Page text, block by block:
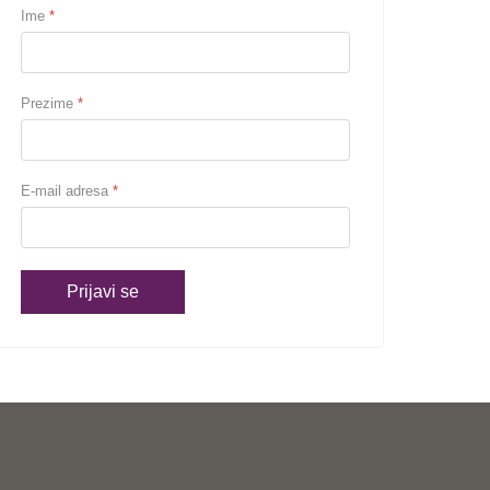
Ime *
Prezime *
E-mail adresa *
Prijavi se